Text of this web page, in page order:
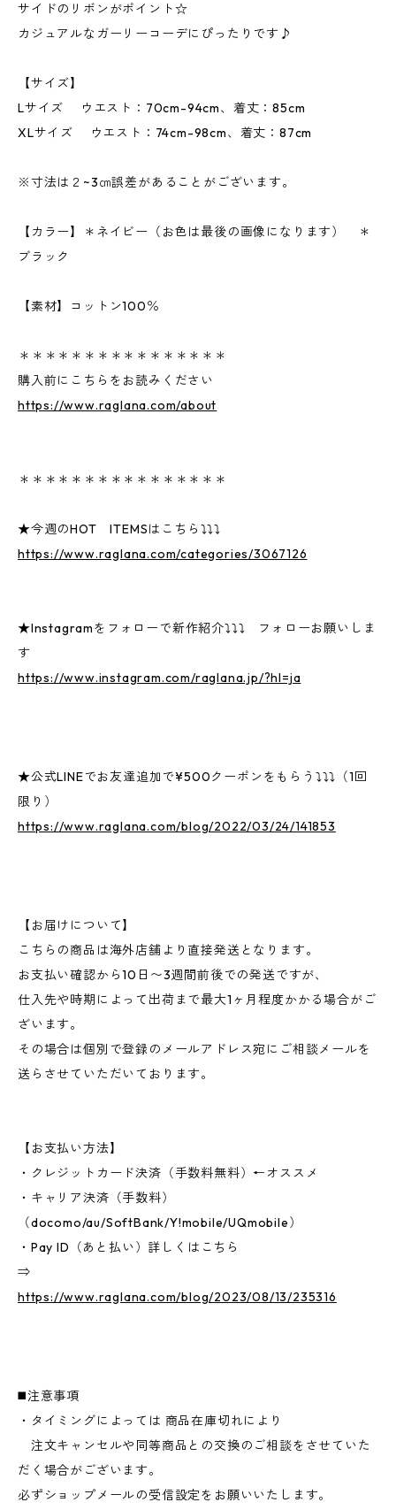
サイドのリボンがポイント☆
カジュアルなガーリーコーデにぴったりです♪
【サイズ】
Lサイズ ウエスト：70cm-94cm、着丈：85cm
XLサイズ ウエスト：74cm-98cm、着丈：87cm
※寸法は２~3㎝誤差があることがございます。
【カラー】＊ネイビー（お色は最後の画像になります） ＊
ブラック
【素材】コットン100％
＊＊＊＊＊＊＊＊＊＊＊＊＊＊＊＊
購入前にこちらをお読みください
https://www.raglana.com/about
＊＊＊＊＊＊＊＊＊＊＊＊＊＊＊＊
★今週のHOT ITEMSはこちら⤵⤵⤵
https://www.raglana.com/categories/3067126
★Instagramをフォローで新作紹介⤵⤵⤵ フォローお願いしま
す
https://www.instagram.com/raglana.jp/?hl=ja
★公式LINEでお友達追加で¥500クーポンをもらう⤵⤵⤵（1回
限り）
https://www.raglana.com/blog/2022/03/24/141853
【お届けについて】
こちらの商品は海外店舗より直接発送となります。
お支払い確認から10日〜3週間前後での発送ですが、
仕入先や時期によって出荷まで最大1ヶ月程度かかる場合がご
ざいます。
その場合は個別で登録のメールアドレス宛にご相談メールを
送らさせていただいております。
【お支払い方法】
・クレジットカード決済（手数料無料）←オススメ
・キャリア決済（手数料）
（docomo/au/SoftBank/Y!mobile/UQmobile）
・Pay ID（あと払い）詳しくはこちら
⇒
https://www.raglana.com/blog/2023/08/13/235316
◼️注意事項
・タイミングによっては 商品在庫切れにより
注文キャンセルや同等商品との交換のご相談をさせていた
だく場合がございます。
必ずショップメールの受信設定をお願いいたします。